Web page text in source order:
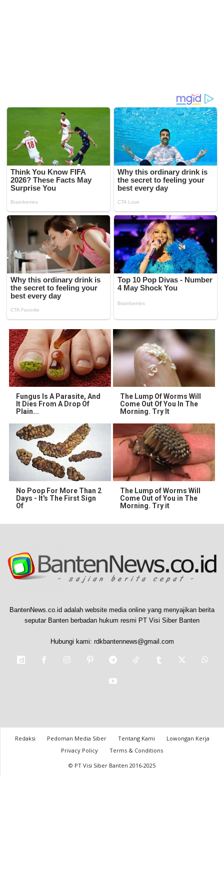
Fungus Is A Parasite, And
It Dies From A Drop Of
Plain...
The Lump Of Worms Will
Come Out Of You In The
Morning. Try It
No Poop For More Than 2
Days - It's The First Sign
Of
The Lump of Worms Will
Come Out of You in The
Morning. Try it
BantenNews.co.id adalah website media online yang menyajikan berita
seputar Banten berbadan hukum resmi PT Visi Siber Banten
Hubungi kami: rdkbantennews@gmail.com
Redaksi Pedoman Media Siber Tentang Kami
Lowongan Kerja
Privacy Policy
Terms & Conditions
© PT Visi Siber Banten 2016-2025